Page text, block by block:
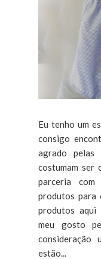
Eu tenho um
consigo
agrado pelas
costumam ser
parceria
produtos para
produtos aqui
meu gosto
consideração
estão...